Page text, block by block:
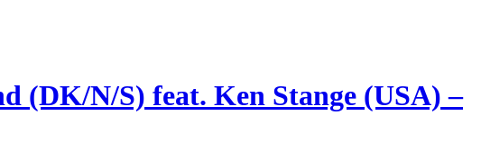
(DK/N/S) feat. Ken Stange (USA) –